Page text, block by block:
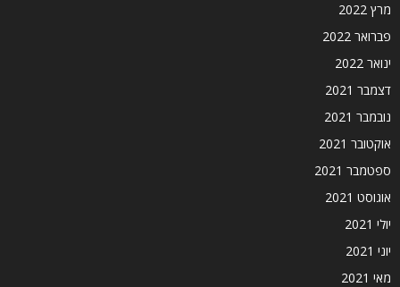
מרץ 2022
פברואר 2022
ינואר 2022
דצמבר 2021
נובמבר 2021
אוקטובר 2021
ספטמבר 2021
אוגוסט 2021
יולי 2021
יוני 2021
מאי 2021